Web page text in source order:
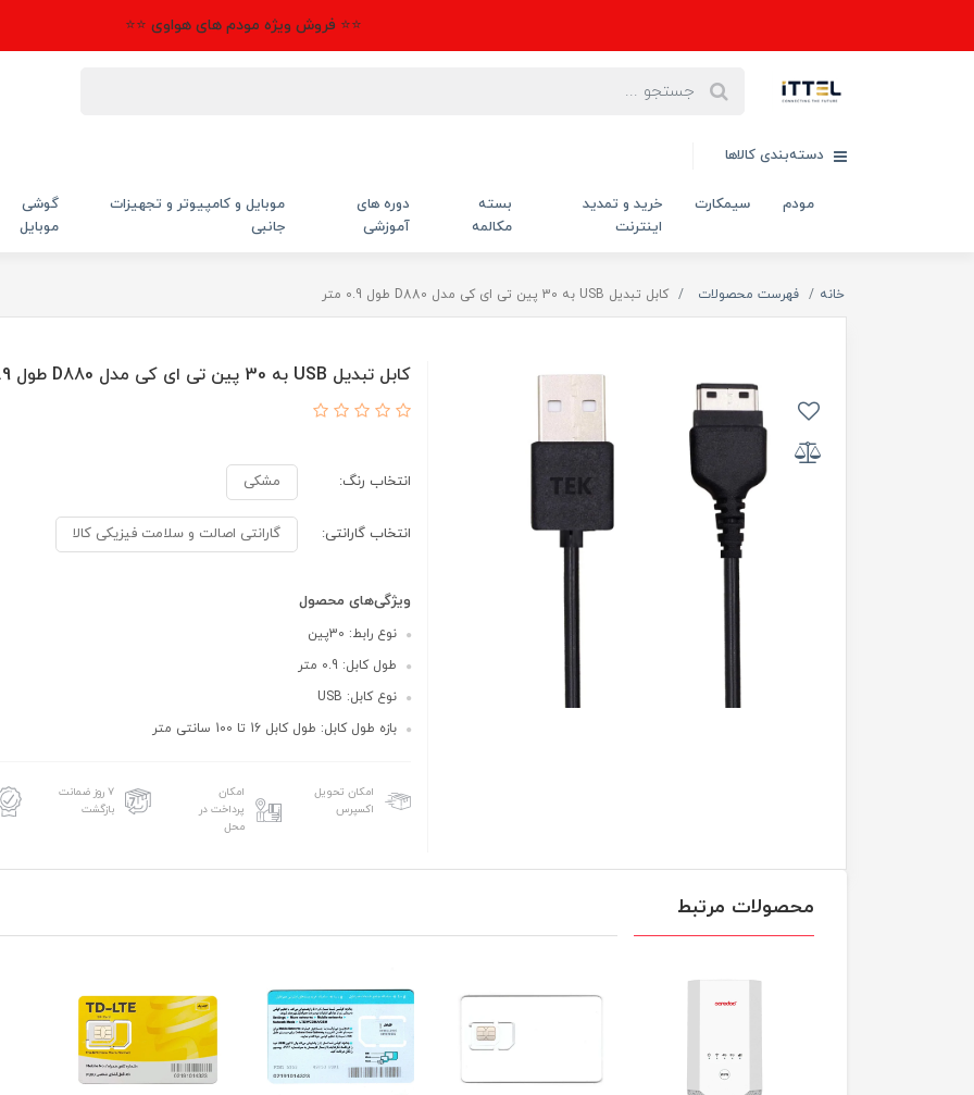
⭐⭐ فروش ویژه مودم های هواوی ⭐⭐
دسته‌بندی کالاها
مودم سیمکارت
خرید و تمدید
اینترنت
بسته
مکالمه
دوره های
آموزشی
موبایل و کامپیوتر و تجهیزات
جانبی
گوشی
موبایل
خانه فهرست محصولات کابل تبدیل USB به 30 پین تی ای کی مدل D880 طول 0.9 متر
کابل تبدیل USB به 30 پین تی ای کی مدل D880 طول 0.9 متر
انتخاب رنگ: مشکی
انتخاب گارانتی: گارانتی اصالت و سلامت فیزیکی کالا
ویژگی‌های محصول
نوع رابط: 30پین
طول کابل: 0.9 متر
نوع کابل: USB
بازه طول کابل: طول کابل 16 تا 100 سانتی متر
امکان تحویل
اکسپرس
امکان
پرداخت در
محل
۷ روز ضمانت
بازگشت
محصولات مرتبط